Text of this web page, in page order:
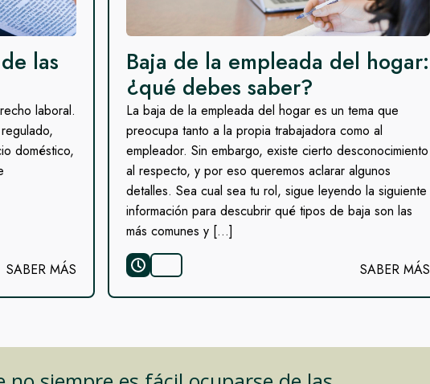
las
laboral.
doméstico,
SABER MÁS
Baja de la empleada del hogar:
¿qué debes saber?
La baja de la empleada del hogar es un tema que
preocupa tanto a la propia trabajadora como al
empleador. Sin embargo, existe cierto desconocimiento
al respecto, y por eso queremos aclarar algunos
detalles. Sea cual sea tu rol, sigue leyendo la siguiente
información para descubrir qué tipos de baja son las
más comunes y […]
SABER MÁS